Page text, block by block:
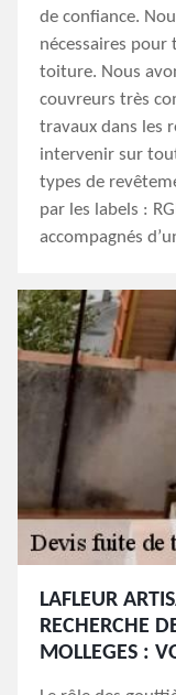
de confiance.
nécessaires
toiture. Nous
couvreurs très
travaux dans les
intervenir sur
types de
par les labels :
accompagnés
LAFLEUR
RECHERCHE
MOLLEGES :